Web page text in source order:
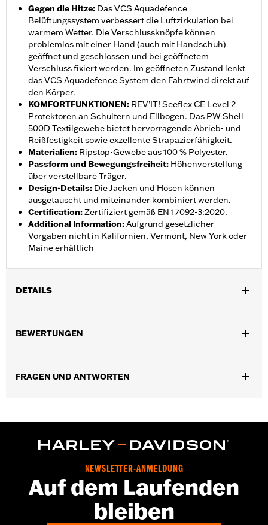
Gegen die Hitze: Das VCS Aquadefence
Belüftungssystem verbessert die Luftzirkulation bei
warmem Wetter. Die Verschlussknöpfe können
problemlos mit einer Hand (auch mit Handschuh)
geöffnet und geschlossen und bei geöffnetem
Verschluss fixiert werden. Im geöffneten Zustand lenkt
das VCS Aquadefence System den Fahrtwind direkt auf
den Körper.
KOMFORTFUNKTIONEN: REV’IT! Seeflex CE Level 2
Protektoren an Schultern und Ellbogen. Das PW Shell
500D Textilgewebe bietet hervorragende Abrieb- und
Reißfestigkeit sowie exzellente Strapazierfähigkeit.
Materialien: Ripstop-Gewebe aus 100 % Polyester.
Passform und Bewegungsfreiheit: Höhenverstellung
über verstellbare Träger.
Design-Details: Die Jacken und Hosen können
ausgetauscht und miteinander kombiniert werden.
Certification:Zertifiziert gemäß EN 17092-3:2020.
Additional Information:Aufgrund gesetzlicher
Vorgaben nicht in Kalifornien, Vermont, New York oder
Maine erhältlich
DETAILS
FrontreiÃŸverschluss ,
Wasserdicht:Ja
Shop To Be:Cool,Dry,Warm
Herkunft:Importiert.
BEWERTUNGEN
FRAGEN UND ANTWORTEN
NEWSLETTER-ANMELDUNG
Auf dem Laufenden
bleiben